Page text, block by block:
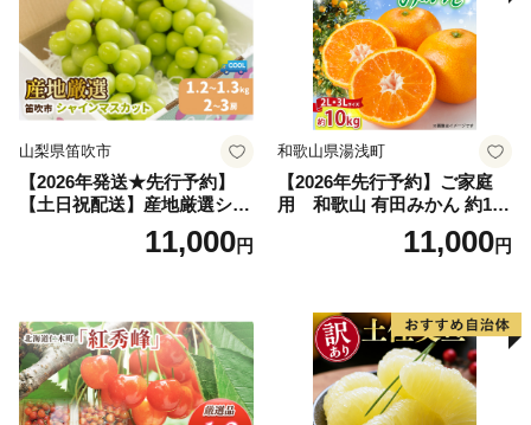
山梨県笛吹市
【2026年発送★先行予約】
【土日祝配送】産地厳選シャ
インマスカット1.2kg～1.3kg
（2房～3房）※沖縄・離島配
笛吹市 山梨県 フルーツ 果物
ぶどう 葡萄 大粒 シャインマ
スカット おすすめ シャイン
マスカット 贈答 ギフト 産地
笛吹市 シャインマスカット
11,000円
和歌山県湯浅町
【2026年先行予約】ご家庭
用 和歌山 有田みかん 約10k
g (2L、3Lサイズ)【湯浅町】
11,000円